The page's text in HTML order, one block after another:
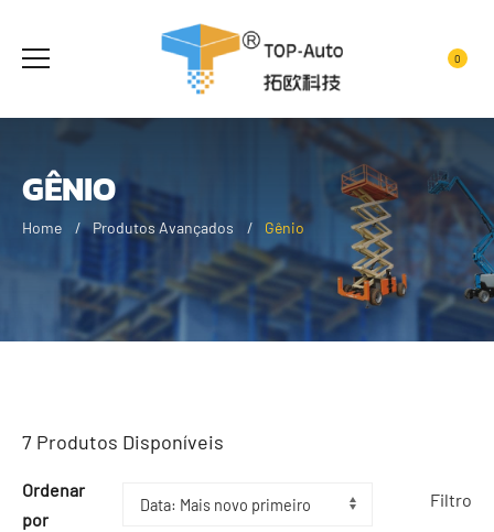
0
GÊNIO
Home Produtos Avançados Gênio
Filtro
7 Produtos Disponíveis
Ordenar
por